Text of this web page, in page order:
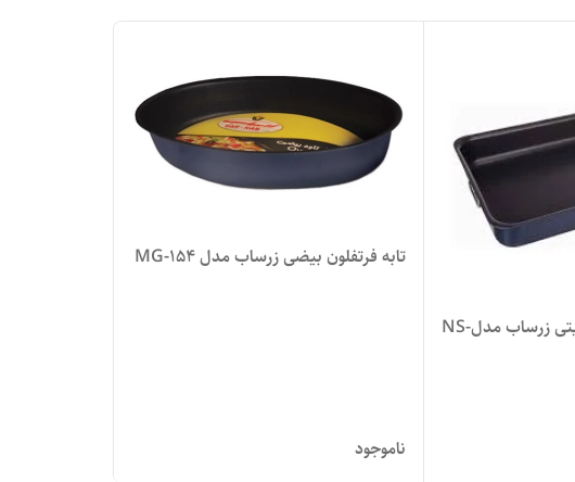
تابه فر مستطیل گرانیتی زرساب مدلNS-
تابه فرتفلون بیضی زرساب مدل MG-154
ناموجود